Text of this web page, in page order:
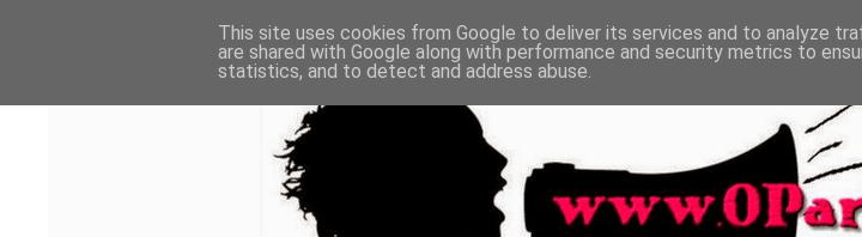
This site uses cookies from Google to deliver its services and to analyze
are shared with Google along with performance and security metrics to
statistics, and to detect and address abuse.